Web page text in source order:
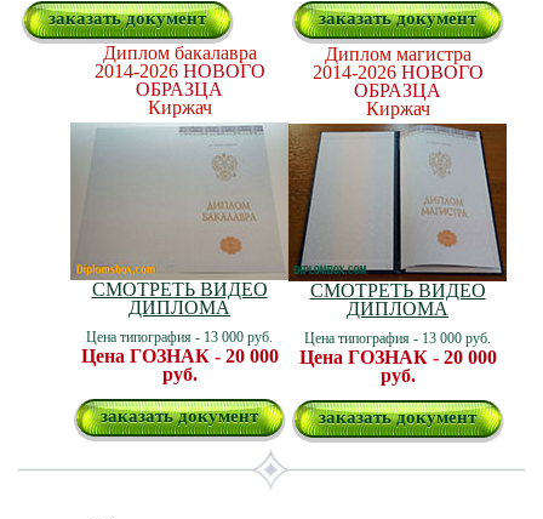
заказать документ заказать документ
Диплом бакалавра
2014-2026 НОВОГО
ОБРАЗЦА
Киржач
СМОТРЕТЬ ВИДЕО
ДИПЛОМА
Цена типография - 13 000 руб.
Цена ГОЗНАК - 20 000
руб.
заказать документ
Диплом магистра
2014-2026 НОВОГО
ОБРАЗЦА
Киржач
СМОТРЕТЬ ВИДЕО
ДИПЛОМА
Цена типография - 13 000 руб.
Цена ГОЗНАК - 20 000
руб.
заказать документ